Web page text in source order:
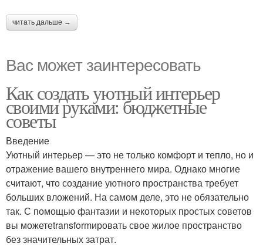
читать дальше →
Вас может заинтересовать
Как создать уютный интерьер
своими руками: бюджетные
советы
Введение
Уютный интерьер — это не только комфорт и тепло, но и
отражение вашего внутреннего мира. Однако многие
считают, что создание уютного пространства требует
больших вложений. На самом деле, это не обязательно
так. С помощью фантазии и некоторых простых советов
вы можетеtransformировать свое жилое пространство
без значительных затрат.